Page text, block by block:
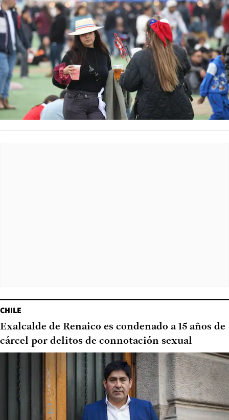
CHILE
Exalcalde de Renaico es condenado a 15 años de
cárcel por delitos de connotación sexual